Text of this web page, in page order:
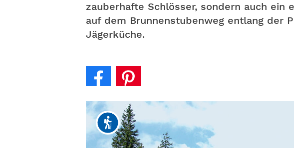
zauberhafte Schlösser, sondern auch ein
auf dem Brunnenstubenweg entlang der
Jägerküche.